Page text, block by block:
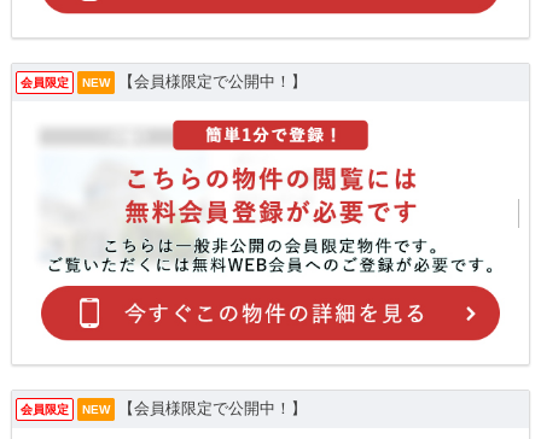
会員限定 NEW 【会員様限定で公開中！】
会員限定 NEW 【会員様限定で公開中！】